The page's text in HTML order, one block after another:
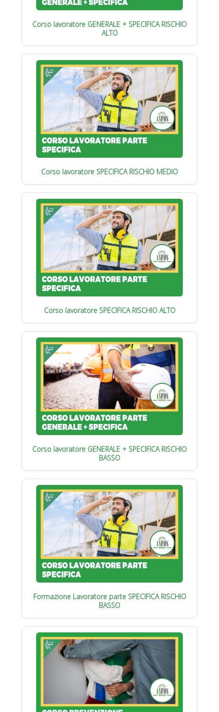
Corso lavoratore GENERALE + SPECIFICA RISCHIO
ALTO
Corso lavoratore SPECIFICA RISCHIO MEDIO
Corso lavoratore SPECIFICA RISCHIO ALTO
Corso lavoratore GENERALE + SPECIFICA RISCHIO
BASSO
Formazione Lavoratore parte SPECIFICA RISCHIO
BASSO